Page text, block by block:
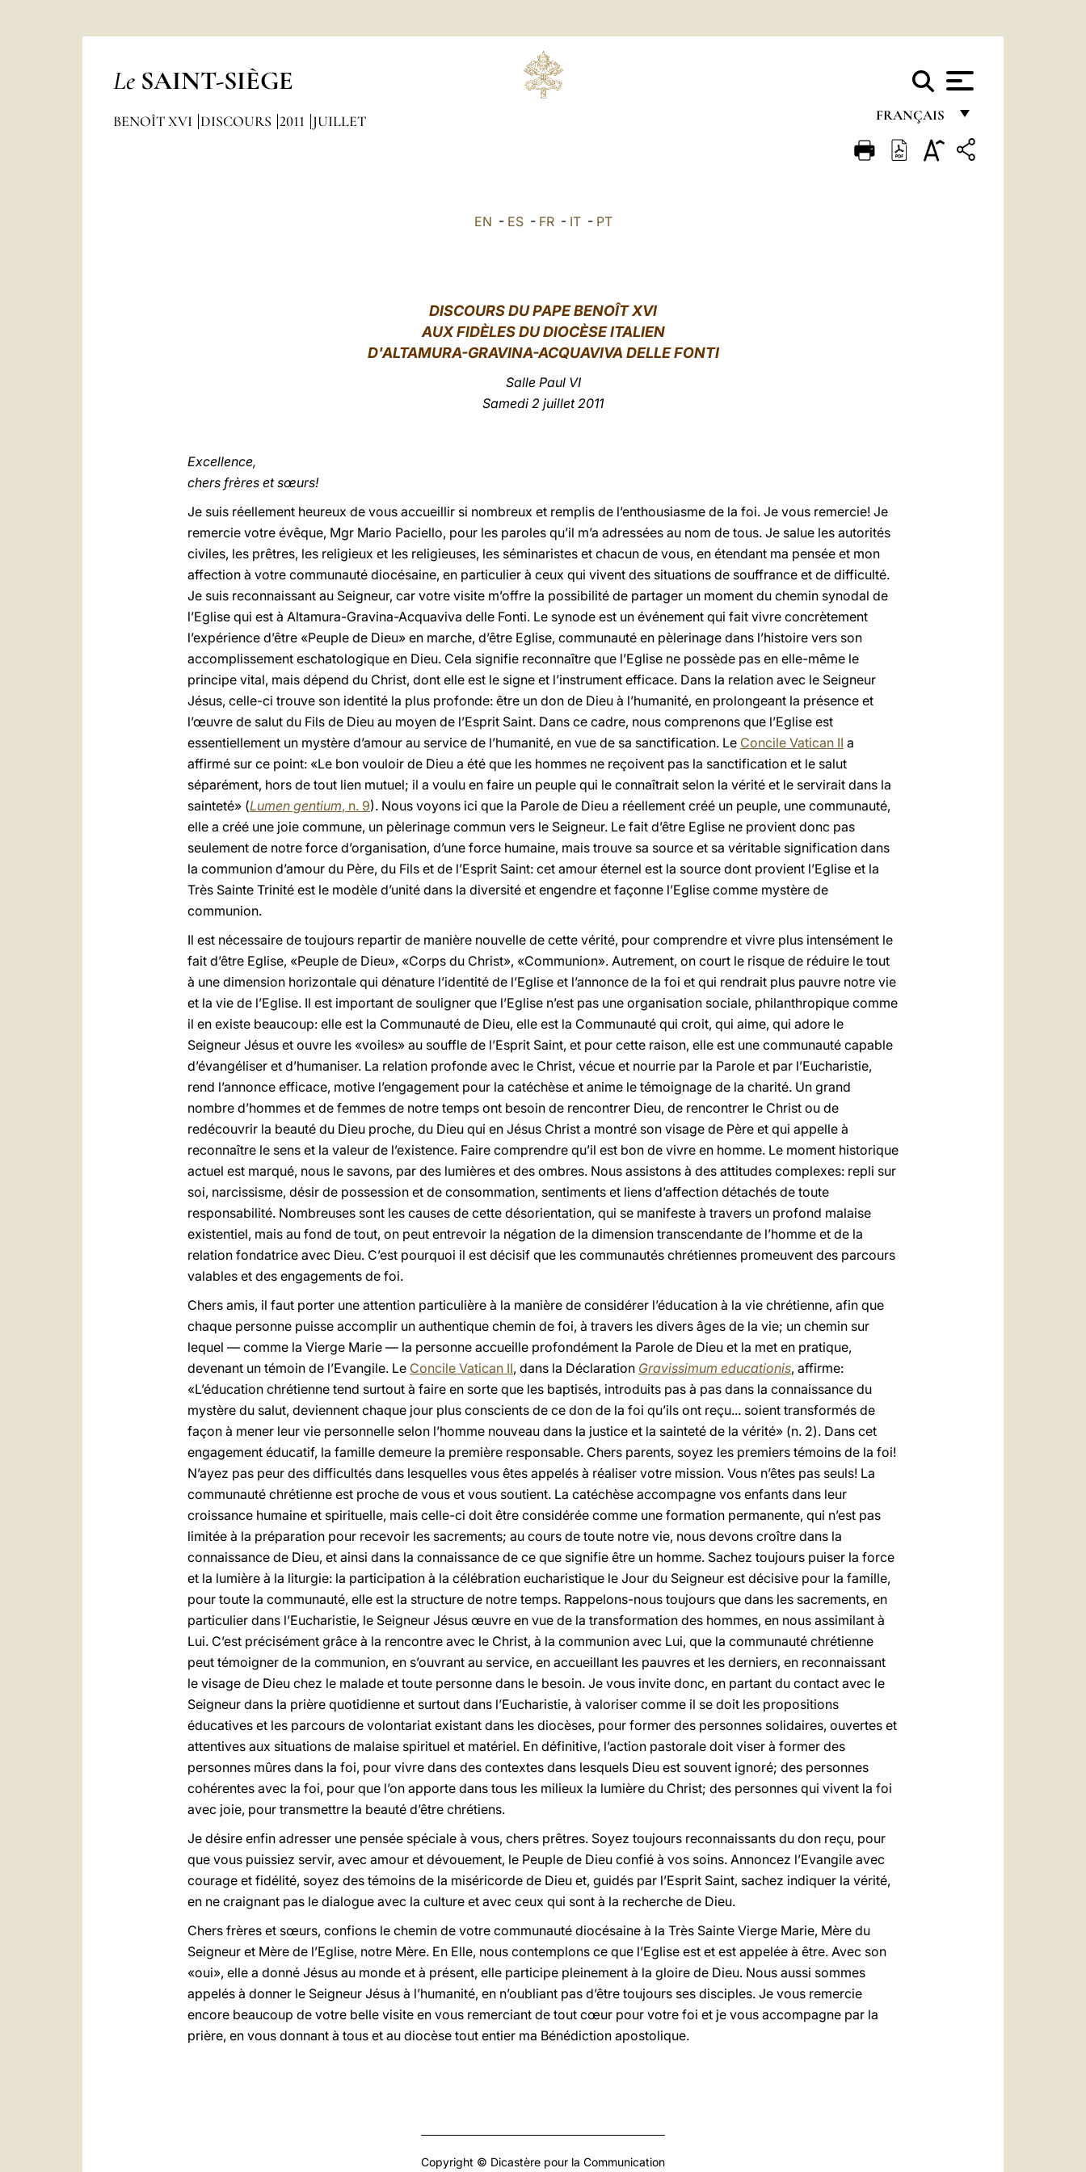
Le SAINT-SIÈGE
FRANÇAIS
FRANÇAIS
BENOÎT XVI DISCOURS 2011 JUILLET
EN - ES- FR- IT- PT
DISCOURS DU PAPE BENOÎT XVI
AUX FIDÈLES DU DIOCÈSE ITALIEN
D'ALTAMURA-GRAVINA-ACQUAVIVA DELLE FONTI
Salle Paul VI
Samedi 2 juillet 2011
Excellence,
chers frères et sœurs!
Je suis réellement heureux de vous accueillir si nombreux et remplis de l’enthousiasme de la foi. Je vous remercie! Je
remercie votre évêque, Mgr Mario Paciello, pour les paroles qu’il m’a adressées au nom de tous. Je salue les autorités
civiles, les prêtres, les religieux et les religieuses, les séminaristes et chacun de vous, en étendant ma pensée et mon
affection à votre communauté diocésaine, en particulier à ceux qui vivent des situations de souffrance et de difficulté.
Je suis reconnaissant au Seigneur, car votre visite m’offre la possibilité de partager un moment du chemin synodal de
l’Eglise qui est à Altamura-Gravina-Acquaviva delle Fonti. Le synode est un événement qui fait vivre concrètement
l’expérience d’être «Peuple de Dieu» en marche, d’être Eglise, communauté en pèlerinage dans l’histoire vers son
accomplissement eschatologique en Dieu. Cela signifie reconnaître que l’Eglise ne possède pas en elle-même le
principe vital, mais dépend du Christ, dont elle est le signe et l’instrument efficace. Dans la relation avec le Seigneur
Jésus, celle-ci trouve son identité la plus profonde: être un don de Dieu à l’humanité, en prolongeant la présence et
l’œuvre de salut du Fils de Dieu au moyen de l’Esprit Saint. Dans ce cadre, nous comprenons que l’Eglise est
essentiellement un mystère d’amour au service de l’humanité, en vue de sa sanctification. Le Concile Vatican II a
affirmé sur ce point: «Le bon vouloir de Dieu a été que les hommes ne reçoivent pas la sanctification et le salut
séparément, hors de tout lien mutuel; il a voulu en faire un peuple qui le connaîtrait selon la vérité et le servirait dans la
sainteté» (Lumen gentium, n. 9). Nous voyons ici que la Parole de Dieu a réellement créé un peuple, une communauté,
elle a créé une joie commune, un pèlerinage commun vers le Seigneur. Le fait d’être Eglise ne provient donc pas
seulement de notre force d’organisation, d’une force humaine, mais trouve sa source et sa véritable signification dans
la communion d’amour du Père, du Fils et de l’Esprit Saint: cet amour éternel est la source dont provient l’Eglise et la
Très Sainte Trinité est le modèle d’unité dans la diversité et engendre et façonne l’Eglise comme mystère de
communion.
Il est nécessaire de toujours repartir de manière nouvelle de cette vérité, pour comprendre et vivre plus intensément le
fait d’être Eglise, «Peuple de Dieu», «Corps du Christ», «Communion». Autrement, on court le risque de réduire le tout
à une dimension horizontale qui dénature l’identité de l’Eglise et l’annonce de la foi et qui rendrait plus pauvre notre vie
et la vie de l’Eglise. Il est important de souligner que l’Eglise n’est pas une organisation sociale, philanthropique comme
il en existe beaucoup: elle est la Communauté de Dieu, elle est la Communauté qui croit, qui aime, qui adore le
Seigneur Jésus et ouvre les «voiles» au souffle de l’Esprit Saint, et pour cette raison, elle est une communauté capable
d’évangéliser et d’humaniser. La relation profonde avec le Christ, vécue et nourrie par la Parole et par l’Eucharistie,
rend l’annonce efficace, motive l’engagement pour la catéchèse et anime le témoignage de la charité. Un grand
nombre d’hommes et de femmes de notre temps ont besoin de rencontrer Dieu, de rencontrer le Christ ou de
redécouvrir la beauté du Dieu proche, du Dieu qui en Jésus Christ a montré son visage de Père et qui appelle à
reconnaître le sens et la valeur de l’existence. Faire comprendre qu’il est bon de vivre en homme. Le moment historique
actuel est marqué, nous le savons, par des lumières et des ombres. Nous assistons à des attitudes complexes: repli sur
soi, narcissisme, désir de possession et de consommation, sentiments et liens d’affection détachés de toute
responsabilité. Nombreuses sont les causes de cette désorientation, qui se manifeste à travers un profond malaise
existentiel, mais au fond de tout, on peut entrevoir la négation de la dimension transcendante de l’homme et de la
relation fondatrice avec Dieu. C’est pourquoi il est décisif que les communautés chrétiennes promeuvent des parcours
valables et des engagements de foi.
Chers amis, il faut porter une attention particulière à la manière de considérer l’éducation à la vie chrétienne, afin que
chaque personne puisse accomplir un authentique chemin de foi, à travers les divers âges de la vie; un chemin sur
lequel — comme la Vierge Marie — la personne accueille profondément la Parole de Dieu et la met en pratique,
devenant un témoin de l’Evangile. Le Concile Vatican II, dans la Déclaration Gravissimum educationis, affirme:
«L’éducation chrétienne tend surtout à faire en sorte que les baptisés, introduits pas à pas dans la connaissance du
mystère du salut, deviennent chaque jour plus conscients de ce don de la foi qu’ils ont reçu... soient transformés de
façon à mener leur vie personnelle selon l’homme nouveau dans la justice et la sainteté de la vérité» (n. 2). Dans cet
engagement éducatif, la famille demeure la première responsable. Chers parents, soyez les premiers témoins de la foi!
N’ayez pas peur des difficultés dans lesquelles vous êtes appelés à réaliser votre mission. Vous n’êtes pas seuls! La
communauté chrétienne est proche de vous et vous soutient. La catéchèse accompagne vos enfants dans leur
croissance humaine et spirituelle, mais celle-ci doit être considérée comme une formation permanente, qui n’est pas
limitée à la préparation pour recevoir les sacrements; au cours de toute notre vie, nous devons croître dans la
connaissance de Dieu, et ainsi dans la connaissance de ce que signifie être un homme. Sachez toujours puiser la force
et la lumière à la liturgie: la participation à la célébration eucharistique le Jour du Seigneur est décisive pour la famille,
pour toute la communauté, elle est la structure de notre temps. Rappelons-nous toujours que dans les sacrements, en
particulier dans l’Eucharistie, le Seigneur Jésus œuvre en vue de la transformation des hommes, en nous assimilant à
Lui. C’est précisément grâce à la rencontre avec le Christ, à la communion avec Lui, que la communauté chrétienne
peut témoigner de la communion, en s’ouvrant au service, en accueillant les pauvres et les derniers, en reconnaissant
le visage de Dieu chez le malade et toute personne dans le besoin. Je vous invite donc, en partant du contact avec le
Seigneur dans la prière quotidienne et surtout dans l’Eucharistie, à valoriser comme il se doit les propositions
éducatives et les parcours de volontariat existant dans les diocèses, pour former des personnes solidaires, ouvertes et
attentives aux situations de malaise spirituel et matériel. En définitive, l’action pastorale doit viser à former des
personnes mûres dans la foi, pour vivre dans des contextes dans lesquels Dieu est souvent ignoré; des personnes
cohérentes avec la foi, pour que l’on apporte dans tous les milieux la lumière du Christ; des personnes qui vivent la foi
avec joie, pour transmettre la beauté d’être chrétiens.
Je désire enfin adresser une pensée spéciale à vous, chers prêtres. Soyez toujours reconnaissants du don reçu, pour
que vous puissiez servir, avec amour et dévouement, le Peuple de Dieu confié à vos soins. Annoncez l’Evangile avec
courage et fidélité, soyez des témoins de la miséricorde de Dieu et, guidés par l’Esprit Saint, sachez indiquer la vérité,
en ne craignant pas le dialogue avec la culture et avec ceux qui sont à la recherche de Dieu.
Chers frères et sœurs, confions le chemin de votre communauté diocésaine à la Très Sainte Vierge Marie, Mère du
Seigneur et Mère de l’Eglise, notre Mère. En Elle, nous contemplons ce que l’Eglise est et est appelée à être. Avec son
«oui», elle a donné Jésus au monde et à présent, elle participe pleinement à la gloire de Dieu. Nous aussi sommes
appelés à donner le Seigneur Jésus à l’humanité, en n’oubliant pas d’être toujours ses disciples. Je vous remercie
encore beaucoup de votre belle visite en vous remerciant de tout cœur pour votre foi et je vous accompagne par la
prière, en vous donnant à tous et au diocèse tout entier ma Bénédiction apostolique.
Copyright © Dicastère pour la Communication